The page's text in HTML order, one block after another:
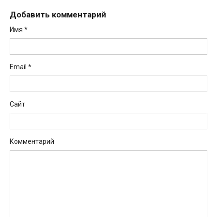
Добавить комментарий
Имя *
Email *
Сайт
Комментарий